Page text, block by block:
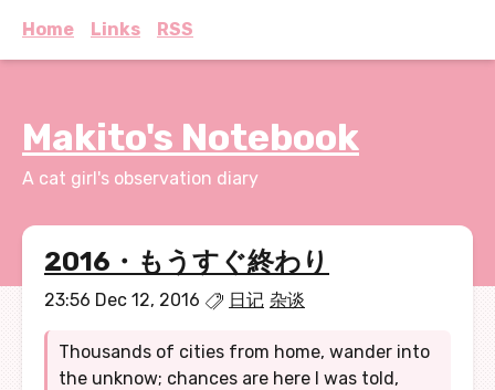
Home Links RSS
Makito's Notebook
A cat girl's observation diary
2016・もうすぐ終わり
23:56 Dec 12, 2016 日记 杂谈
Thousands of cities from home, wander into
the unknow; chances are here I was told,